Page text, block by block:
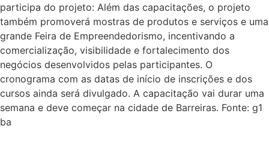
participa do projeto: Além das capacitações, o projeto
também promoverá mostras de produtos e serviços e uma
grande Feira de Empreendedorismo, incentivando a
comercialização, visibilidade e fortalecimento dos
negócios desenvolvidos pelas participantes. O
cronograma com as datas de início de inscrições e dos
cursos ainda será divulgado. A capacitação vai durar uma
semana e deve começar na cidade de Barreiras. Fonte: g1
ba